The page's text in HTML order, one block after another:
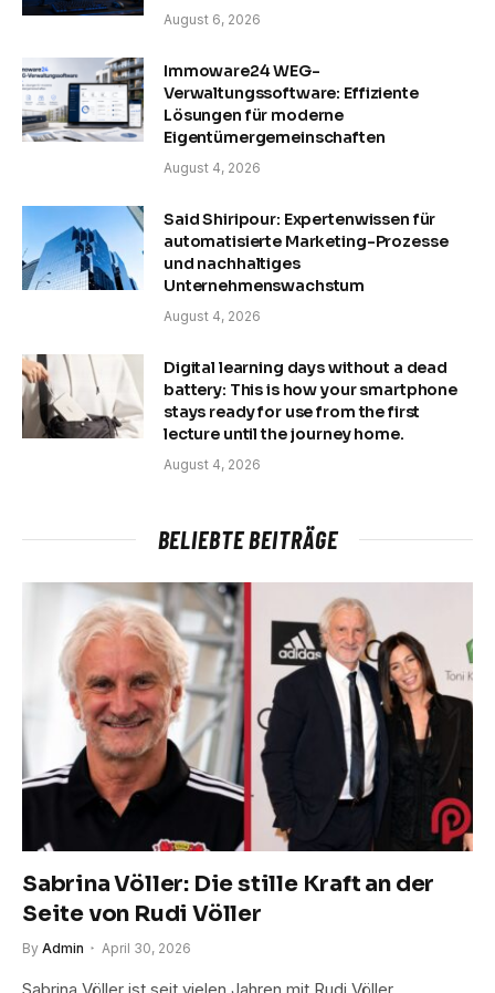
August 6, 2026
Immoware24 WEG-
Verwaltungssoftware: Effiziente
Lösungen für moderne
Eigentümergemeinschaften
August 4, 2026
Said Shiripour: Expertenwissen für
automatisierte Marketing-Prozesse
und nachhaltiges
Unternehmenswachstum
August 4, 2026
Digital learning days without a dead
battery: This is how your smartphone
stays ready for use from the first
lecture until the journey home.
August 4, 2026
BELIEBTE BEITRÄGE
Sabrina Völler: Die stille Kraft an der
Seite von Rudi Völler
By Admin April 30, 2026
Sabrina Völler ist seit vielen Jahren mit Rudi Völler